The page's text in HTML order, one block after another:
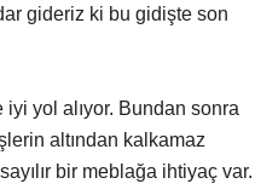
gideriz ki bu gidişte son
iyi yol alıyor. Bundan sonra
altından kalkamaz
bir meblağa ihtiyaç var.